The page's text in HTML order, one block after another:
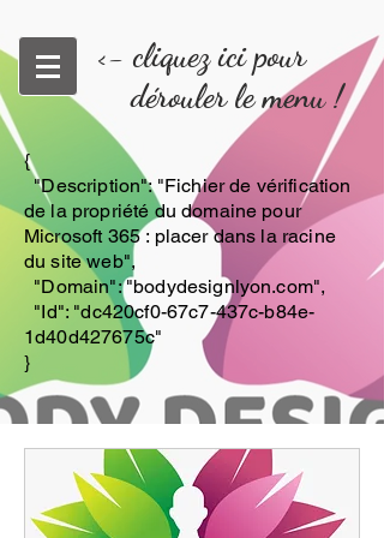
<- cliquez ici pour
dérouler le menu !
{
"Description": "Fichier de vérification
de la propriété du domaine pour
Microsoft 365 : placer dans la racine
du site web",
"Domain": "bodydesignlyon.com",
"Id": "dc420cf0-67c7-437c-b84e-
1d40d427675c"
}